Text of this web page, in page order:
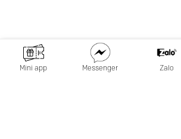
Mini app Messenger Zalo